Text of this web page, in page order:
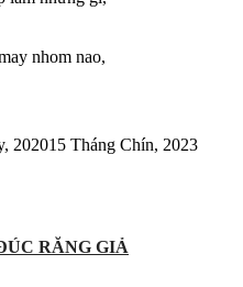
nhom nao,
202015 Tháng Chín, 2023
RĂNG GIẢ